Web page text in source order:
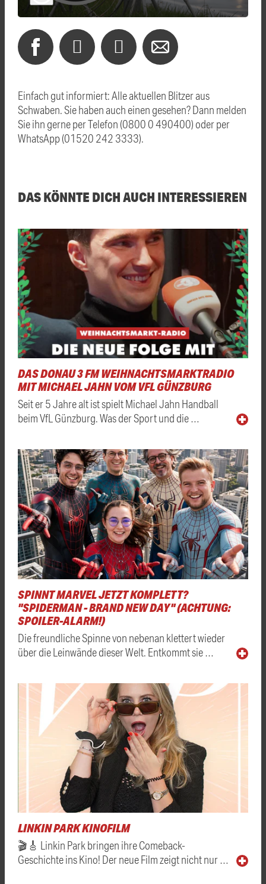
Einfach gut informiert: Alle aktuellen Blitzer aus
Schwaben. Sie haben auch einen gesehen? Dann melden
Sie ihn gerne per Telefon (0800 0 490400) oder per
WhatsApp (01520 242 3333).
DAS KÖNNTE DICH AUCH INTERESSIEREN
DAS DONAU 3 FM WEIHNACHTSMARKTRADIO
MIT MICHAEL JAHN VOM VFL GÜNZBURG
Seit er 5 Jahre alt ist spielt Michael Jahn Handball
beim VfL Günzburg. Was der Sport und die …
SPINNT MARVEL JETZT KOMPLETT?
"SPIDERMAN - BRAND NEW DAY" (ACHTUNG:
SPOILER-ALARM!)
Die freundliche Spinne von nebenan klettert wieder
über die Leinwände dieser Welt. Entkommt sie …
LINKIN PARK KINOFILM
🎬🎸 Linkin Park bringen ihre Comeback-
Geschichte ins Kino! Der neue Film zeigt nicht nur …